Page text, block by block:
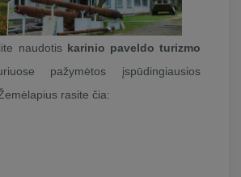
naudotis karinio paveldo turizmo
pažymėtos įspūdingiausios
rasite čia: